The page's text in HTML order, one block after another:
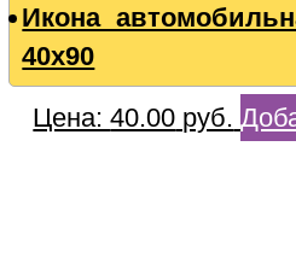
Икона
40х90
Цена:40.00 руб.